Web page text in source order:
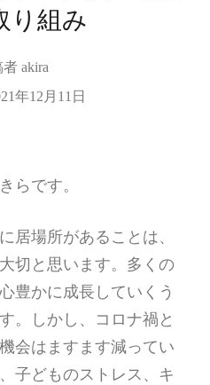
り組み
者 akira
年12月11日
らです。
居場所があることは、
切と思います。多くの
豊かに成長していくう
。しかし、コロナ禍と
会はますます減ってい
子どものストレス、キ